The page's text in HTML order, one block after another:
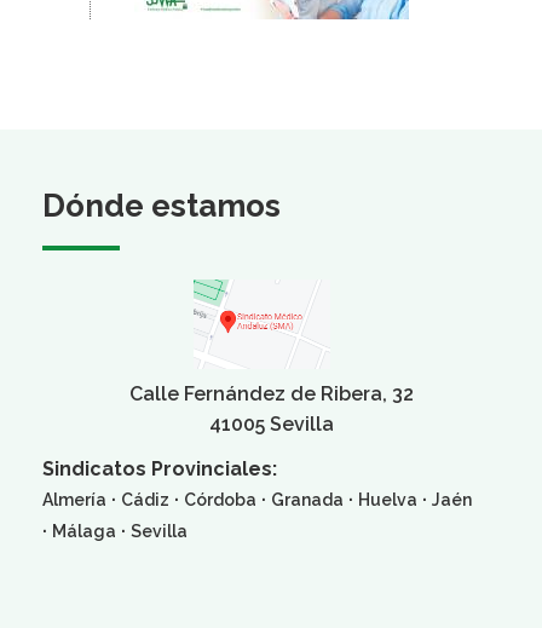
Dónde estamos
Calle Fernández de Ribera, 32
41005 Sevilla
Sindicatos Provinciales:
Almería · Cádiz · Córdoba · Granada · Huelva · Jaén
· Málaga · Sevilla